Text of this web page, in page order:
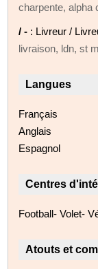
charpente, alpha
/ - : Livreur /
livraison, ldn, st
Langues
Français
Anglais
Espagnol
Centres
Football- Volet-
Atouts et